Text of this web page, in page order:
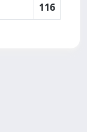
116